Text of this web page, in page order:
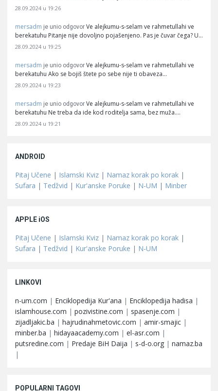
28.09.2024 u 19:26
mersadm je unio odgovor Ve alejkumu-s-selam ve rahmetullahi ve
berekatuhu Pitanje nije dovoljno pojašenjeno. Pas je čuvar čega? U…
28.09.2024 u 19:25
mersadm je unio odgovor Ve alejkumu-s-selam ve rahmetullahi ve
berekatuhu Ako se bojiš štete po sebe nije ti obaveza…
28.09.2024 u 19:23
mersadm je unio odgovor Ve alejkumu-s-selam ve rahmetullahi ve
berekatuhu Ne treba da ide kod roditelja sama, bez muža.…
28.09.2024 u 19:21
ANDROID
Pitaj Učene | Islamski Kviz | Namaz korak po korak |
Sufara | Tedžvid | Kur'anske Poruke | N-UM | Minber
APPLE iOS
Pitaj Učene | Islamski Kviz | Namaz korak po korak |
Sufara | Tedžvid | Kur'anske Poruke | N-UM
LINKOVI
n-um.com | Enciklopedija Kur'ana | Enciklopedija hadisa |
islamhouse.com | pozivistine.com | spasenje.com |
zijadljakic.ba | hajrudinahmetovic.com | amir-smajic |
minber.ba | hidayaacademy.com | el-asr.com |
putsredine.com | Predaje BiH Daija | s-d-o.org | namaz.ba
|
POPULARNI TAGOVI